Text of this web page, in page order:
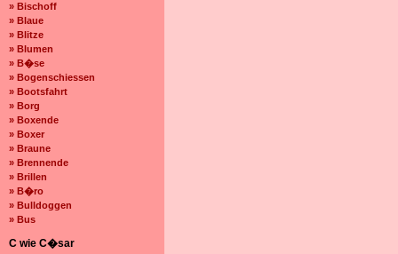
» Bischoff
» Blaue
» Blitze
» Blumen
» B�se
» Bogenschiessen
» Bootsfahrt
» Borg
» Boxende
» Boxer
» Braune
» Brennende
» Brillen
» B�ro
» Bulldoggen
» Bus
C wie C�sar